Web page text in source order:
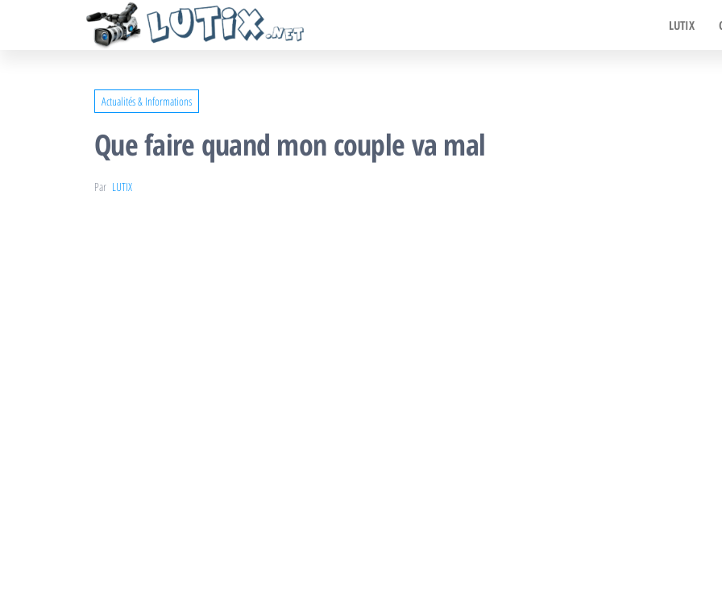
LUTIX
Actualités & Informations
Que faire quand mon couple va mal
Par LUTIX